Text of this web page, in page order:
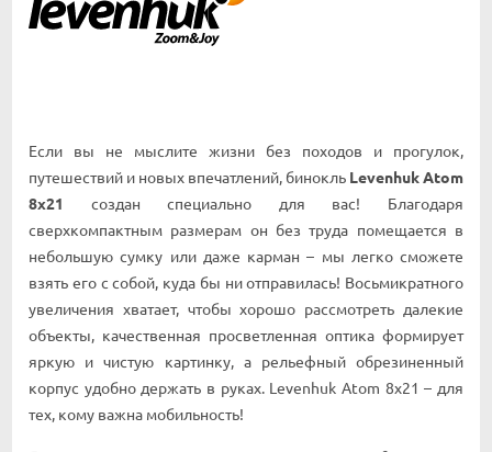
Если вы не мыслите жизни без походов и прогулок,
путешествий и новых впечатлений, бинокль Levenhuk Atom
8x21
создан специально для вас! Благодаря
сверхкомпактным размерам он без труда помещается в
небольшую сумку или даже карман – мы легко сможете
взять его с собой, куда бы ни отправилась! Восьмикратного
увеличения хватает, чтобы хорошо рассмотреть далекие
объекты, качественная просветленная оптика формирует
яркую и чистую картинку, а рельефный обрезиненный
корпус удобно держать в руках. Levenhuk Atom 8x21 – для
тех, кому важна мобильность!